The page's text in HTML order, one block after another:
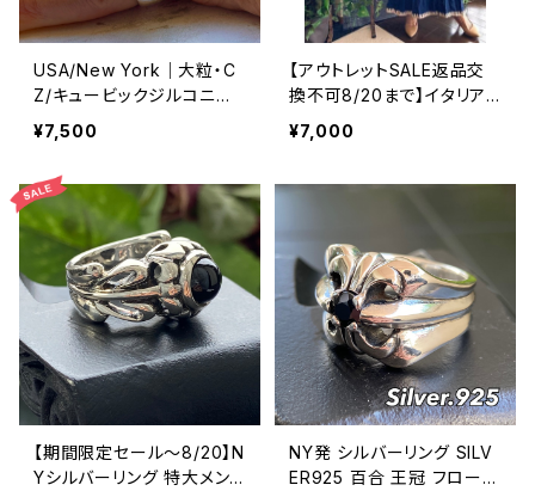
USA/New York｜大粒・C
Z/キュービックジルコニア
アンティークデザイン｜ゴッ
ドリング｜クリア＆シルバー
＆ゴールド
¥7,500
【アウトレットSALE返品交
換不可8/20まで】イタリア
製マキシワンピース イン
ポート ロングワンピース ロ
ー
¥7,000
【期間限定セール～8/20】N
Yシルバーリング 特大メン
NY発 シルバーリング SILV
ER925 百合 王冠 フローラ